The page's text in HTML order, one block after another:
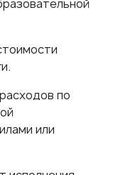
по
или